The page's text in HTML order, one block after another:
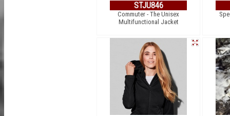
STJU846
Commuter - The Unisex
Multifunctional Jacket